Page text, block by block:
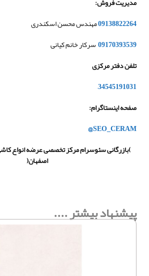
09138822264مهندس محسن اسکندری
09170393539سرکار خانم کیانی
تلفن دفتر مرکزی
031
–34545191
صفحه اینستاگرام:
@SEO_CERAM
(بازرگانی سئوسرام مرکز تخصصی عرضه انواع
اصفهان)
پیشنهاد بیشتر ....